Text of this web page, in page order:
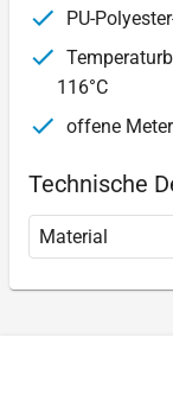
PU-
116°C
offene
Technische
Material